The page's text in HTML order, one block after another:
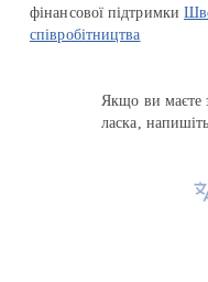
фінансової підтримки
співробітництва
Якщо ви маєте
ласка,